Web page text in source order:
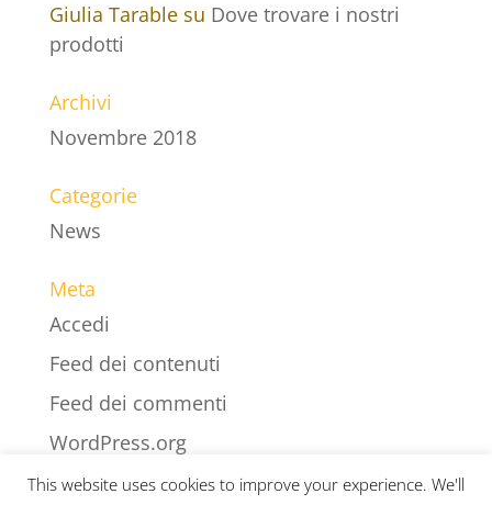
Giulia Tarablesu Dove trovare i nostri
prodotti
Archivi
Novembre 2018
Categorie
News
Meta
Accedi
Feed dei contenuti
Feed dei commenti
WordPress.org
This website uses cookies to improve your experience. We'll